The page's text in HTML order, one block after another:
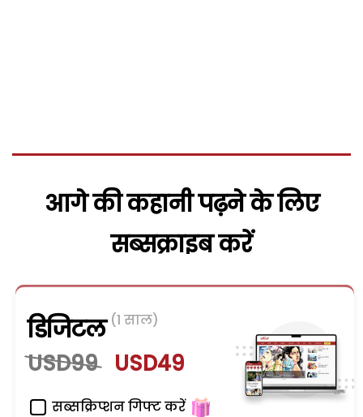
आगे की कहानी पढ़ने के लिए
सब्सक्राइब करें
डिजिटल (1 साल)
USD99 USD49
सब्सक्रिप्शन गिफ्ट करें